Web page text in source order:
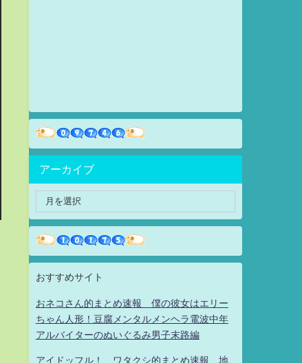
アーカイブ
おすすめサイト
おネコさん的まとめ速報 僕の彼女はエリー
ちゃん人形！豆腐メンタルメンヘラ電波中年
アルバイターのぬいぐるみ男子末路編
アイドッフル！ ワタクシ的まとめ速報 地